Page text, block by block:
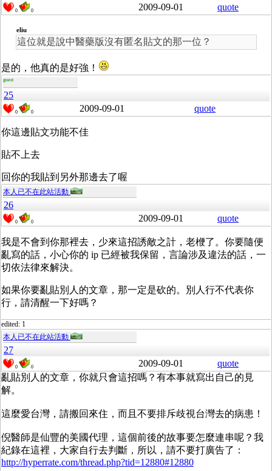
0 0 2009-09-01 quote
eliu
這位就是說中醫藥版沒有匿名貼文的那一位？
是的，他真的是好強！
guest
25
0 0 2009-09-01 quote
你這邊貼文功能不佳
貼不上去
回你的我貼到另外那邊去了喔
本人已不在此站活動
26
0 0 2009-09-01 quote
我是不會到你那裡去，少來這招誘敵之計，老楩了。你要隨便
亂寫的話，小心你的 ip 已經被我保留，言論涉及違法的話，一
切依法律來解決。
如果你要亂貼別人的文章，那一定是砍的。別人行不代表你
行，請清醒一下好嗎？
edited: 1
本人已不在此站活動
27
0 0 2009-09-01
quote
亂貼別人的文章，你就只會這招嗎？有本事就寫出自己的見
解。
這麼愛台灣，請搬回來住，而且不要排斥歧視台灣去的病患！
倪醫師是仙豐的美國代理，這個前後的故事要怎麼連串呢？我
紀錄在這裡，大家自行去判斷，所以，請不要打廣告了：
http://hyperrate.com/thread.php?tid=12880#12880